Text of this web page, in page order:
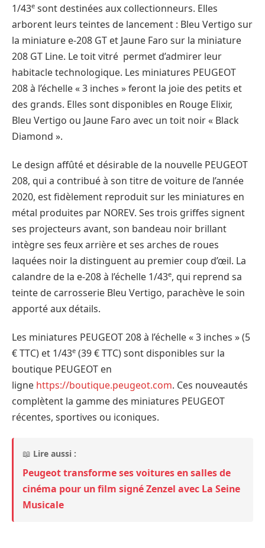
1/43e sont destinées aux collectionneurs. Elles
arborent leurs teintes de lancement : Bleu Vertigo sur
la miniature e-208 GT et Jaune Faro sur la miniature
208 GT Line. Le toit vitré permet d’admirer leur
habitacle technologique. Les miniatures PEUGEOT
208 à l’échelle « 3 inches » feront la joie des petits et
des grands. Elles sont disponibles en Rouge Elixir,
Bleu Vertigo ou Jaune Faro avec un toit noir « Black
Diamond ».
Le design affûté et désirable de la nouvelle PEUGEOT
208, qui a contribué à son titre de voiture de l’année
2020, est fidèlement reproduit sur les miniatures en
métal produites par NOREV. Ses trois griffes signent
ses projecteurs avant, son bandeau noir brillant
intègre ses feux arrière et ses arches de roues
laquées noir la distinguent au premier coup d’œil. La
calandre de la e-208 à l’échelle 1/43e, qui reprend sa
teinte de carrosserie Bleu Vertigo, parachève le soin
apporté aux détails.
Les miniatures PEUGEOT 208 à l’échelle « 3 inches » (5
€ TTC) et 1/43e (39 € TTC) sont disponibles sur la
boutique PEUGEOT en
ligne https://boutique.peugeot.com. Ces nouveautés
complètent la gamme des miniatures PEUGEOT
récentes, sportives ou iconiques.
📖 Lire aussi :
Peugeot transforme ses voitures en salles de
cinéma pour un film signé Zenzel avec La Seine
Musicale